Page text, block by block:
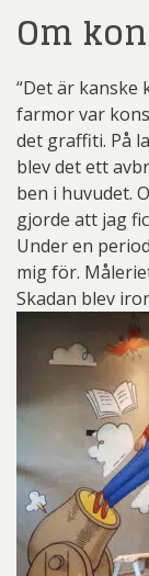
Om
“Det är kanske
farmor var
det graffiti. På
blev det ett
ben i huvudet.
gjorde att jag
Under en
mig för.
Skadan blev